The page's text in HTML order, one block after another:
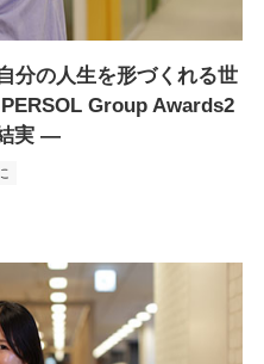
分の人生を形づくれる世
Group Awards2
実 ―